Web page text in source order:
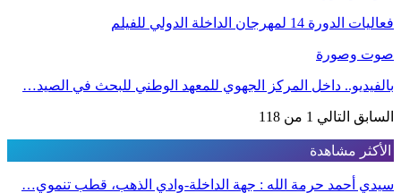
فعاليات الدورة 14 لمهرجان الداخلة الدولي للفيلم
صوت وصورة
بالفيديو.. داخل المركز الجهوي للمعهد الوطني للبحث في الصيد…
السابق التالي 1 من 118
الأكثر مشاهدة
سيدي أحمد حرمة الله : جهة الداخلة-وادي الذهب، قطب تنموي…